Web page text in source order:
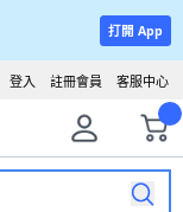
打開 App
客服中心
註冊會員
登入